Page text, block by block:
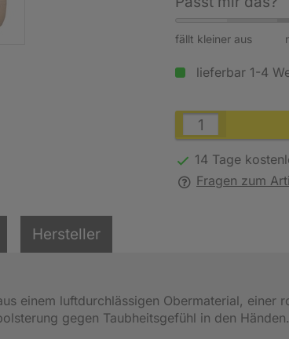
fällt kleiner aus
lieferbar 1-4
14 Tage
Fragen zum
Hersteller
einem luftdurchlässigen Obermaterial, einer
gegen Taubheitsgefühl in den Händen.